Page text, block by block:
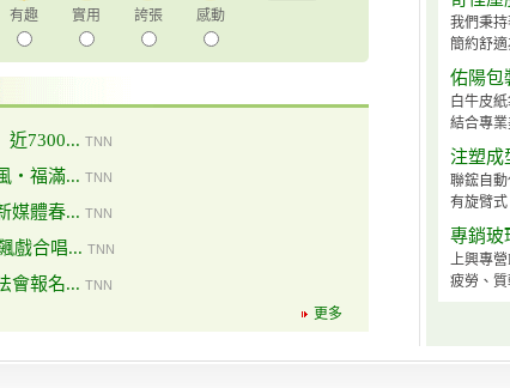
有趣 實用 誇張 感動
7300... TNN
・福滿... TNN
媒體春... TNN
戲合唱... TNN
會報名... TNN
更多
我們秉
簡約舒
佑陽包
白牛皮
結合專
注塑成
聯鋐自
有旋臂
專銷玻
上興專
疲勞、